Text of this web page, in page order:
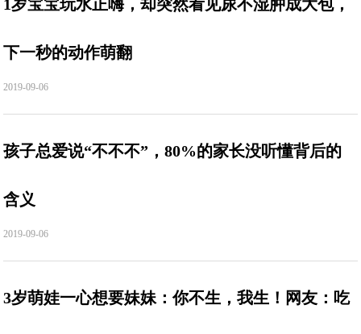
1岁宝宝玩水正嗨，却突然看见尿不湿肿成大包，
下一秒的动作萌翻
2019-09-06
孩子总爱说“不不不”，80%的家长没听懂背后的
含义
2019-09-06
3岁萌娃一心想要妹妹：你不生，我生！网友：吃